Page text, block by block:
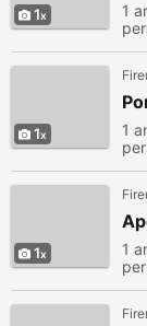
1 1
1 1
1 1